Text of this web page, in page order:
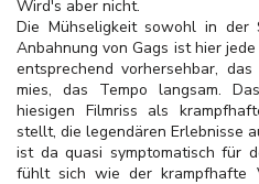
Wird's aber nicht.
Die Mühseligkeit sowohl in
Anbahnung von Gags ist hier
entsprechend vorhersehbar,
mies, das Tempo langsam.
hiesigen Filmriss als
stellt, die legendären Erlebnisse
ist da quasi symptomatisch für
fühlt sich wie der krampfhafte